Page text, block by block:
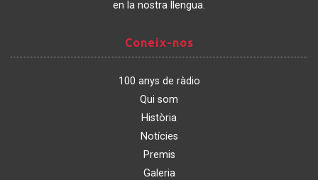
en la nostra llengua.
nos
Coneix-nos
100 anys de ràdio
Qui som
Història
Notícies
Premis
Galeria